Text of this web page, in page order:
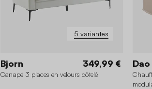
5 variantes
Bjorn 349,99 €
Canapé 3 places en velours côtelé
Dao